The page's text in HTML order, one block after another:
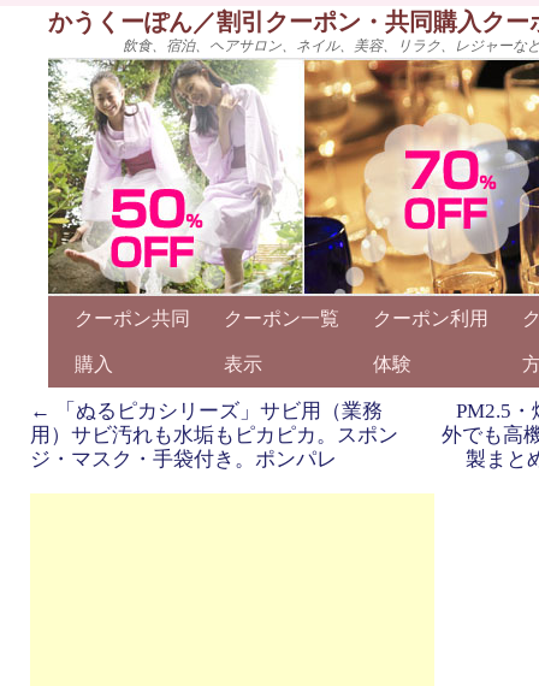
かうくーぽん／割引クーポン・共同購入ク
飲食、宿泊、ヘアサロン、ネイル、美容、リラク、レジャー
クーポン共同
購入
クーポン一覧
表示
クーポン利用
体験
←
「ぬるピカシリーズ」サビ用（業務
用）サビ汚れも水垢もピカピカ。スポン
ジ・マスク・手袋付き。ポンパレ
PM2.5
外でも高
製まと